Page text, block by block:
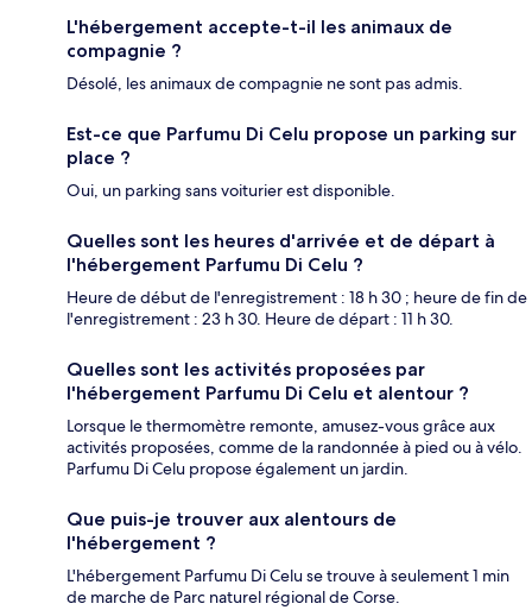
L'hébergement accepte-t-il les animaux de
compagnie ?
Désolé, les animaux de compagnie ne sont pas admis.
Est-ce que Parfumu Di Celu propose un parking sur
place ?
Oui, un parking sans voiturier est disponible.
Quelles sont les heures d'arrivée et de départ à
l'hébergement Parfumu Di Celu ?
Heure de début de l'enregistrement : 18 h 30 ; heure de fin de
l'enregistrement : 23 h 30. Heure de départ : 11 h 30.
Quelles sont les activités proposées par
l'hébergement Parfumu Di Celu et alentour ?
Lorsque le thermomètre remonte, amusez-vous grâce aux
activités proposées, comme de la randonnée à pied ou à vélo.
Parfumu Di Celu propose également un jardin.
Que puis-je trouver aux alentours de
l'hébergement ?
L'hébergement Parfumu Di Celu se trouve à seulement 1 min
de marche de Parc naturel régional de Corse.